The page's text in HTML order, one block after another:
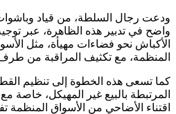
ودعت رجال السلطة، من قياد
واضح في تدبير هذه الظاهرة، عبر
الأكباش نحو فضاءات مهيأة، مثل
المنظمة، مع تكثيف المراقبة من
كما تسعى هذه الخطوة إلى تنظيم
المرتبطة بالبيع غير المهيكل، خاصة
اقتناء الأضاحي من الأسواق المنظمة